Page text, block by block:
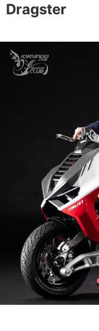
Dragster